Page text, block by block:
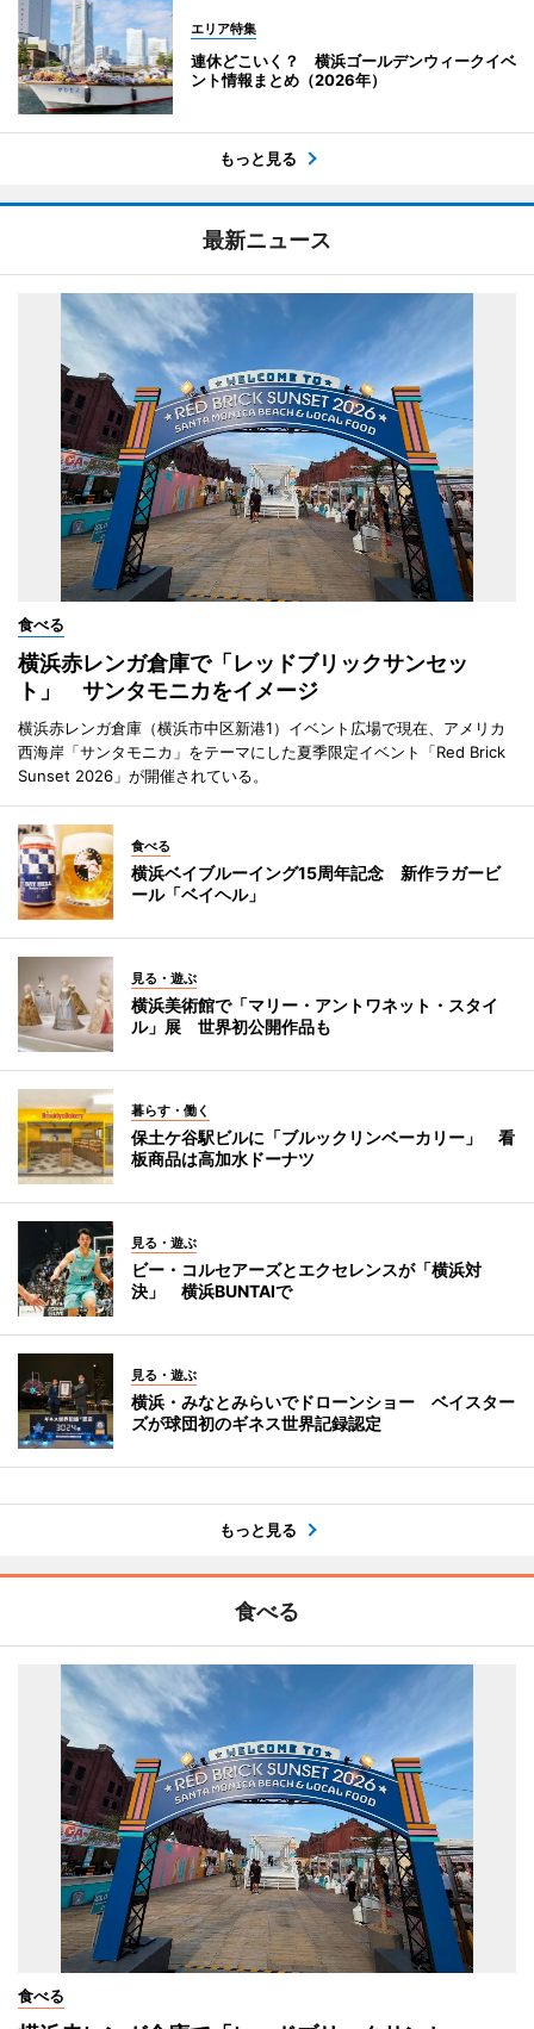
エリア特集
連休どこいく？ 横浜ゴールデンウィークイベ
ント情報まとめ（2026年）
もっと見る
最新ニュース
食べる
横浜赤レンガ倉庫で「レッドブリックサンセッ
ト」 サンタモニカをイメージ
横浜赤レンガ倉庫（横浜市中区新港1）イベント広場で現在、アメリカ
西海岸「サンタモニカ」をテーマにした夏季限定イベント「Red Brick
Sunset 2026」が開催されている。
食べる
横浜ベイブルーイング15周年記念 新作ラガービ
ール「ベイヘル」
見る・遊ぶ
横浜美術館で「マリー・アントワネット・スタイ
ル」展 世界初公開作品も
暮らす・働く
保土ケ谷駅ビルに「ブルックリンベーカリー」 看
板商品は高加水ドーナツ
見る・遊ぶ
ビー・コルセアーズとエクセレンスが「横浜対
決」 横浜BUNTAIで
見る・遊ぶ
横浜・みなとみらいでドローンショー ベイスター
ズが球団初のギネス世界記録認定
もっと見る
食べる
食べる